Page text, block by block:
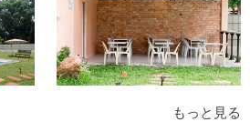
もっと見る